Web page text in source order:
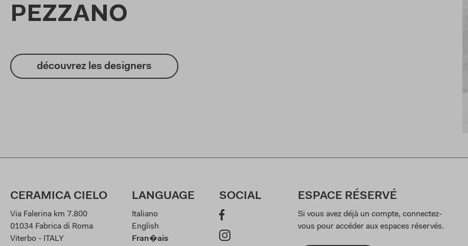
PEZZANO
découvrez les designers
CERAMICA CIELO
Via Falerina km 7.800
01034 Fabrica di Roma
Viterbo - ITALY
LANGUAGE
Italiano
English
Fran�ais
SOCIAL ESPACE RÉSERVÉ
Si vous avez déjà un compte, connectez-
vous pour accéder aux espaces réservés.